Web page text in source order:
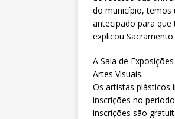
do município, temos
antecipado para que
explicou Sacramento.
A Sala de
Artes Visuais.
Os artistas plásticos
inscrições no
inscrições são